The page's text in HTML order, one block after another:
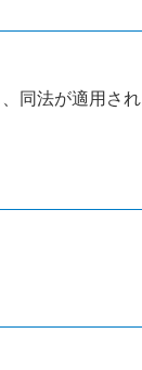
同法が適用され